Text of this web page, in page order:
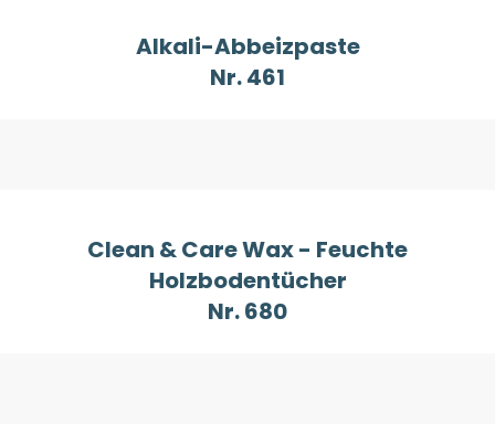
Alkali-Abbeizpaste
Nr. 461
Clean & Care Wax - Feuchte
Holzbodentücher
Nr. 680